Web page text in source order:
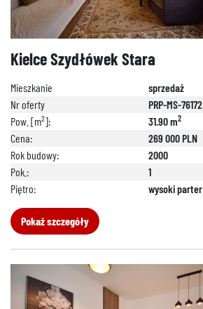
Kielce Szydłówek Stara
Mieszkanie
sprzedaż
Nr oferty
PRP-MS-76172
Pow. [m2]: 31.90 m2
Cena:
269 000 PLN
Rok budowy:
2000
Pok.:
1
Piętro:
wysoki parter
Pokaż szczegóły